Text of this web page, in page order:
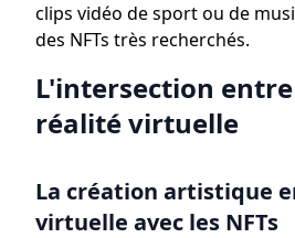
clips vidéo de sport ou de
des NFTs très recherchés.
L'intersection entre
réalité virtuelle
La création artistique
virtuelle avec les NFTs